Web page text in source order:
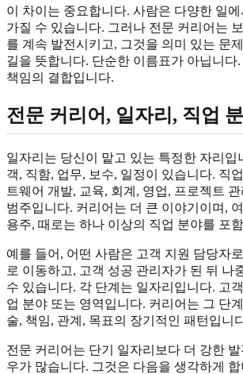
이 차이는 중요합니다. 사람은 다양한 일
가질 수 있습니다. 그러나 전문 커리어는
를 계속 발전시키고, 그것을 의미 있는 문
길을 뜻합니다. 단순한 이름표가 아닙니다
책임의 결합입니다.
전문 커리어, 일자리, 직업
일자리는 당신이 맡고 있는 특정한 자리입
객, 직함, 업무, 보수, 일정이 있습니다. 직
트웨어 개발, 교육, 회계, 영업, 프로젝트
범주입니다. 커리어는 더 큰 이야기이며,
용주, 때로는 하나 이상의 직업 분야를 포
예를 들어, 어떤 사람은 고객 지원 담당자
로 이동하고, 고객 성공 관리자가 된 뒤 나
수 있습니다. 각 단계는 일자리입니다. 고
업 분야 또는 영역입니다. 커리어는 그 단
술, 책임, 관계, 목표의 장기적인 패턴입니
전문 커리어는 단기 일자리보다 더 강한
우가 많습니다. 그것은 다음을 생각하게 합